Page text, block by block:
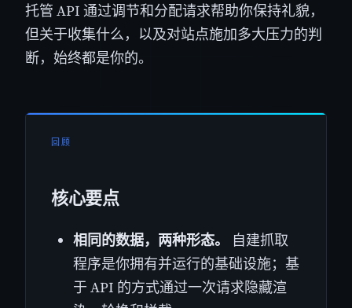
托管 API 通过调节和分配请求帮助你保持礼貌，
但关于收集什么，以及对站点施加多大压力的判
断，始终都是你的。
回顾
核心要点
相同的数据，两种形态。
自建抓取
程序是你拥有并运行的基础设施；基
于 API 的方式通过一次请求隐藏渲